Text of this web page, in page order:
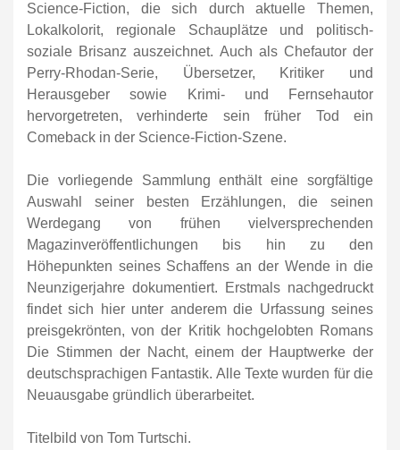
Science-Fiction, die sich durch aktuelle Themen,
Lokalkolorit, regionale Schauplätze und politisch-
soziale Brisanz auszeichnet. Auch als Chefautor der
Perry-Rhodan-Serie, Übersetzer, Kritiker und
Herausgeber sowie Krimi- und Fernsehautor
hervorgetreten, verhinderte sein früher Tod ein
Comeback in der Science-Fiction-Szene.
Die vorliegende Sammlung enthält eine sorgfältige
Auswahl seiner besten Erzählungen, die seinen
Werdegang von frühen vielversprechenden
Magazinveröffentlichungen bis hin zu den
Höhepunkten seines Schaffens an der Wende in die
Neunzigerjahre dokumentiert. Erstmals nachgedruckt
findet sich hier unter anderem die Urfassung seines
preisgekrönten, von der Kritik hochgelobten Romans
Die Stimmen der Nacht, einem der Hauptwerke der
deutschsprachigen Fantastik. Alle Texte wurden für die
Neuausgabe gründlich überarbeitet.
Titelbild von Tom Turtschi.